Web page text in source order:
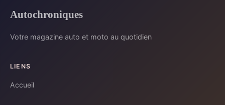
Autochroniques
Votre magazine auto et moto au quotidien
LIENS
Accueil